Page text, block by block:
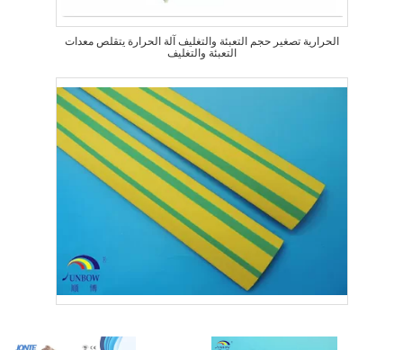
الحرارية تصغير حجم التعبئة والتغليف آلة الحرارة يتقلص معدات
التعبئة والتغليف